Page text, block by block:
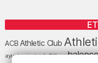
ACB Athletic Club
ayuntamiento de Bilbao